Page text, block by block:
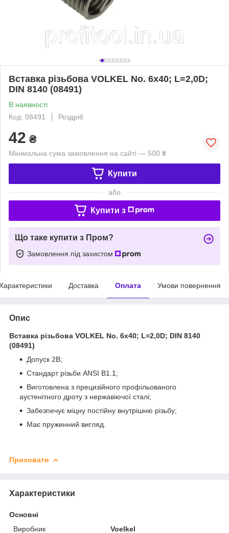
Вставка різьбова VOLKEL No. 6x40; L=2,0D;
DIN 8140 (08491)
В наявності
Код: 08491
Роздріб
42 ₴
Мінімальна сума замовлення на сайті — 500 ₴
Купити
або
Купити з
Що таке купити з Пром?
Замовлення під захистом
Доставка Оплата Умови повернення
Опис
Вставка різьбова VOLKEL No. 6x40; L=2,0D; DIN 8140
(08491)
Допуск 2B;
Стандарт різьби ANSI B1.1;
Виготовлена з прецизійного профільованого
аустенітного дроту з нержавіючої сталі;
Забезпечує міцну постійну внутрішню різьбу;
Має пружинний вигляд.
Приховати
Характеристики
Основні
Виробник
Voelkel